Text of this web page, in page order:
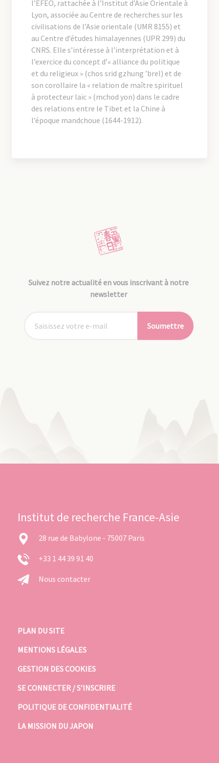
l’EFEO, rattachée à l’Institut d’Asie Orientale à
Lyon, associée au Centre de recherches sur les
civilisations de l’Asie orientale (UMR 8155) et
au Centre d’études himalayennes (UPR 299) du
CNRS. Elle s’intéresse à l’interprétation et à
l’exercice du concept d’« alliance du politique
et du religieux » (chos srid gzhung ’brel) et de
son corollaire la « relation de maître spirituel
à protecteur laïc » (mchod yon) dans le cadre
des relations entre le Tibet et la Chine à
l’époque mandchoue (1644-1912).
Suivez notre actualité en vous inscrivant à notre
newsletter
Soumettre
Institut de recherche France-Asie
28 rue de Babylone - 75007 Paris
+33 1 44 39 91 40
Nous contacter
PLAN DU SITE
MENTIONS LÉGALES
GESTION DES COOKIES
SE CONNECTER / S’INSCRIRE
POLITIQUE DE CONFIDENTIALITÉ
LA MISSION DU JAPON